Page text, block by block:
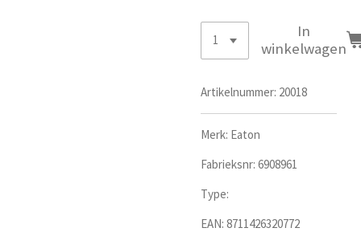
In
winkelwagen
Artikelnummer: 20018
Merk: Eaton
Fabrieksnr: 6908961
Type:
EAN: 8711426320772